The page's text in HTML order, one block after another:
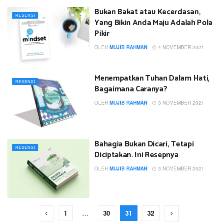
RESENSI
Bukan Bakat atau Kecerdasan,
Yang Bikin Anda Maju Adalah Pola
Pikir
OLEH MUJIB RAHMAN 4 NOVEMBER 2021
RESENSI
Menempatkan Tuhan Dalam Hati,
Bagaimana Caranya?
OLEH MUJIB RAHMAN 3 NOVEMBER 2021
RESENSI
Bahagia Bukan Dicari, Tetapi
Diciptakan. Ini Resepnya
OLEH MUJIB RAHMAN 3 NOVEMBER 2021
1 … 30 31 32